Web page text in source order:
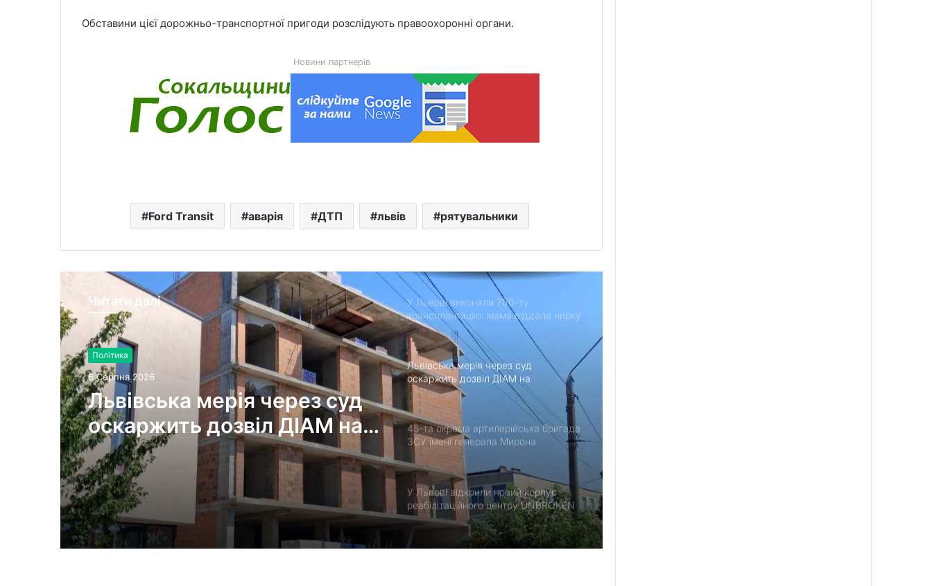
Обставини цієї дорожньо-транспортної пригоди розслідують правоохоронні органи.
Новини партнерів
Ford Transit аварія ДТП львів рятувальники
Читати далі
Політика
6 Серпня 2026
Львівська мерія через суд
оскаржить дозвіл ДІАМ на
будівництво на вул.
Олесницького
Тарнавського відзначає 10-річчя
У Львові відкрили новий корпус
реабілітаційного центру UNBROKEN
Ukraine
прикордонника Ярослава з 7
прикордонного загону
мораторій на російськомовний
У Львові виконали 700-ту
трансплантацію: мама віддала нирку
27-річному синові
Львівська мерія через суд
оскаржить дозвіл ДІАМ на
будівництво на вул. Олесницького
45-та окрема артилерійська бригада
ЗСУ імені генерала Мирона
Тарнавського відзначає 10-річчя
У Львові відкрили новий корпус
реабілітаційного центру UNBROKEN
Ukraine